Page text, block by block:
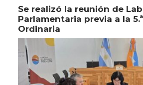
Se realizó la reunión de
Parlamentaria previa a la
Ordinaria